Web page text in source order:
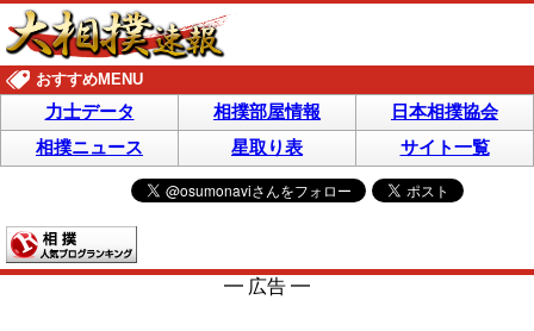
おすすめMENU
力士データ 相撲部屋情報
日本相撲協会
相撲ニュース
星取り表 サイト一覧
━ 広告 ━